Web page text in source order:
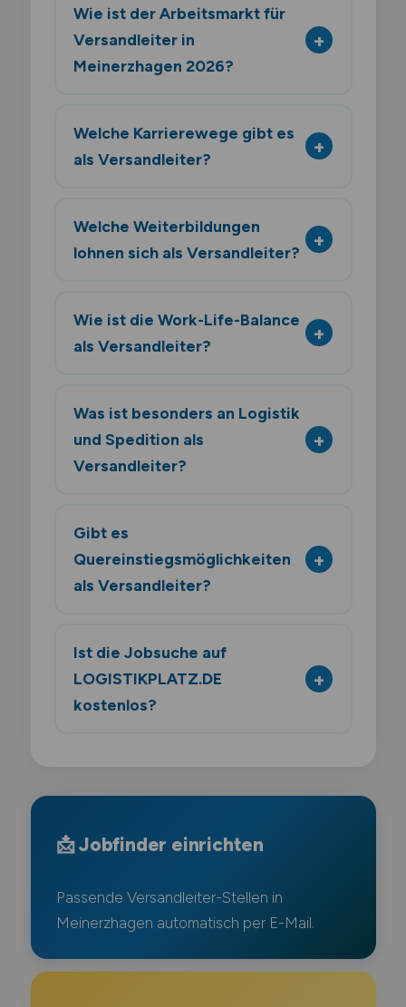
Wie ist der Arbeitsmarkt für
Versandleiter in
Meinerzhagen 2026?
Welche Karrierewege gibt es
als Versandleiter?
Welche Weiterbildungen
lohnen sich als Versandleiter?
Wie ist die Work-Life-Balance
als Versandleiter?
Was ist besonders an Logistik
und Spedition als
Versandleiter?
Gibt es
Quereinstiegsmöglichkeiten
als Versandleiter?
Ist die Jobsuche auf
LOGISTIKPLATZ.DE
kostenlos?
📩 Jobfinder einrichten
Passende Versandleiter-Stellen in
Meinerzhagen automatisch per E-Mail.